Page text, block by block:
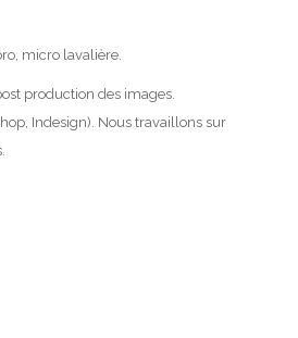
micro lavalière.
production des images.
Indesign). Nous travaillons sur